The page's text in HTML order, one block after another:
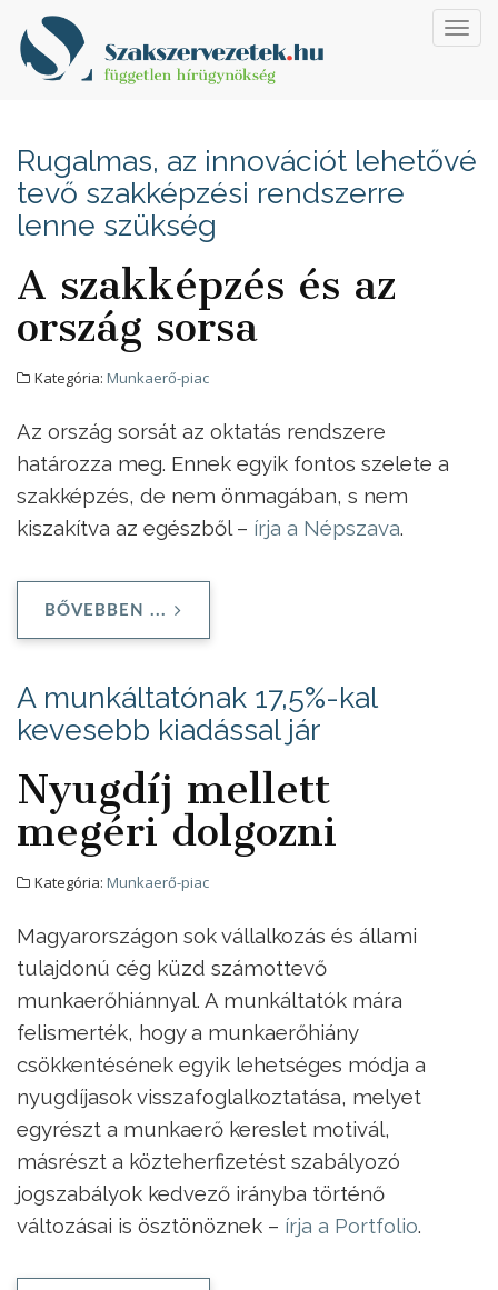
Rugalmas, az innovációt lehetővé
tevő szakképzési rendszerre
lenne szükség
A szakképzés és az
ország sorsa
Kategória: Munkaerő-piac
Az ország sorsát az oktatás rendszere
határozza meg. Ennek egyik fontos szelete a
szakképzés, de nem önmagában, s nem
kiszakítva az egészből – írja a Népszava.
BŐVEBBEN ...
A munkáltatónak 17,5%-kal
kevesebb kiadással jár
Nyugdíj mellett
megéri dolgozni
Kategória: Munkaerő-piac
Magyarországon sok vállalkozás és állami
tulajdonú cég küzd számottevő
munkaerőhiánnyal. A munkáltatók mára
felismerték, hogy a munkaerőhiány
csökkentésének egyik lehetséges módja a
nyugdíjasok visszafoglalkoztatása, melyet
egyrészt a munkaerő kereslet motivál,
másrészt a közteherfizetést szabályozó
jogszabályok kedvező irányba történő
változásai is ösztönöznek – írja a Portfolio.